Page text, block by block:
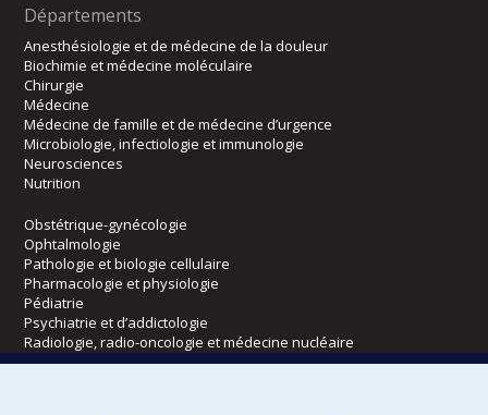
Départements
Anesthésiologie et de médecine de la douleur
Biochimie et médecine moléculaire
Chirurgie
Médecine
Médecine de famille et de médecine d’urgence
Microbiologie, infectiologie et immunologie
Neurosciences
Nutrition
Obstétrique-gynécologie
Ophtalmologie
Pathologie et biologie cellulaire
Pharmacologie et physiologie
Pédiatrie
Psychiatrie et d’addictologie
Radiologie, radio-oncologie et médecine nucléaire